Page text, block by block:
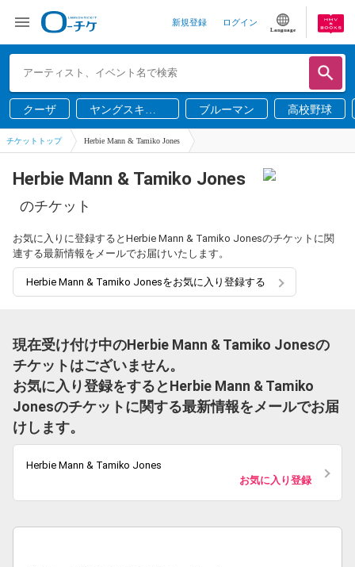
新規登録 ログイン
Language
クーザ
ヤングスキニ
ー
ブルーマン 高校野球
チケットトップ Herbie Mann & Tamiko Jones
Herbie Mann & Tamiko Jones
のチケット
お気に入りに登録するとHerbie Mann & Tamiko Jonesのチケットに関
連する最新情報をメールでお届けいたします。
Herbie Mann & Tamiko Jonesをお気に入り登録する
現在受け付け中のHerbie Mann & Tamiko Jonesの
チケットはございません。
お気に入り登録をするとHerbie Mann & Tamiko
Jonesのチケットに関する最新情報をメールでお届
けします。
Herbie Mann & Tamiko Jones
お気に入り登録